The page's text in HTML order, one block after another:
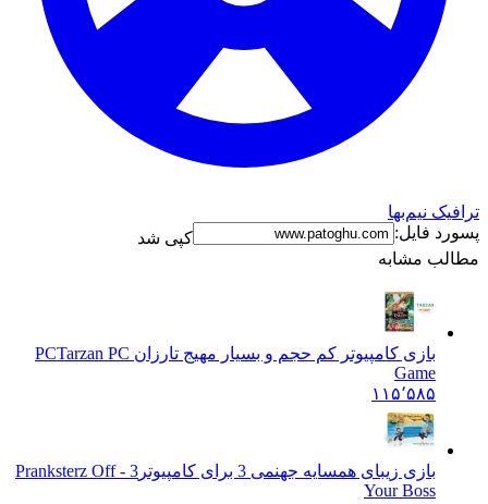
نیم‌بها
فایل:
کپی شد
مشابه
بازی کامپیوتر کم حجم و بسیار مهیج تارزان PC Tarzan PC
Game
۱۱۵٬۵۸۵
بازی زیبای همسایه جهنمی 3 برای کامپیوتر
3 - Pranksterz Off
Your Boss